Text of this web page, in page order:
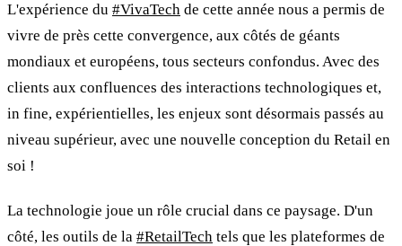
L'expérience du #VivaTech de cette année nous a permis de
vivre de près cette convergence, aux côtés de géants
mondiaux et européens, tous secteurs confondus. Avec des
clients aux confluences des interactions technologiques et,
in fine, expérientielles, les enjeux sont désormais passés au
niveau supérieur, avec une nouvelle conception du Retail en
soi !
La technologie joue un rôle crucial dans ce paysage. D'un
côté, les outils de la #RetailTech tels que les plateformes de